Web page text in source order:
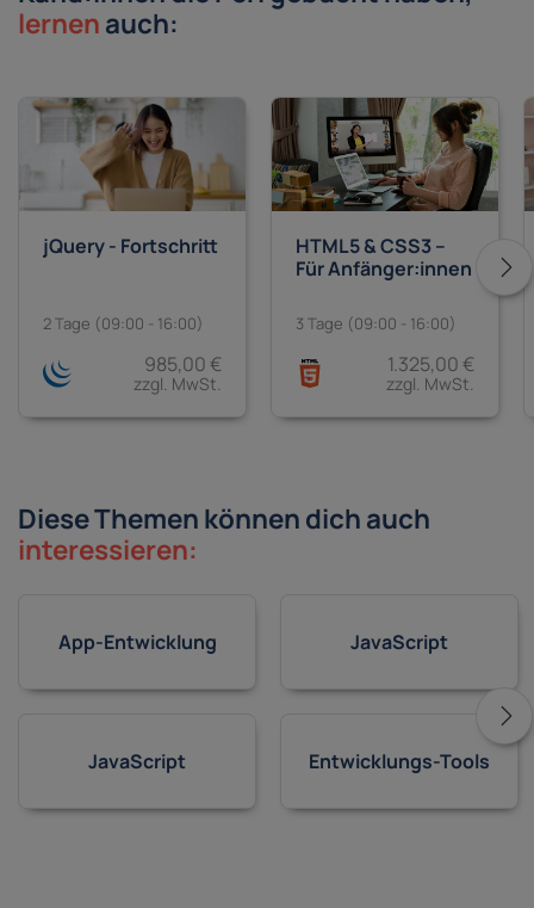
lernenauch:
jQuery - Fortschritt
2 Tage (09:00 - 16:00)
985,00 €
zzgl. MwSt.
HTML5 & CSS3 –
Für Anfänger:innen
3 Tage (09:00 - 16:00)
1.325,00 €
zzgl. MwSt.
Diese Themen können dich auch
interessieren:
App-Entwicklung
JavaScript
JavaScript
Entwicklungs-Tools